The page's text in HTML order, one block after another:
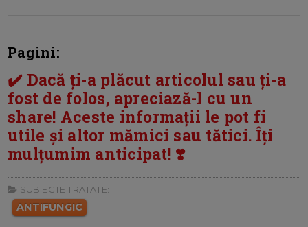
Pagini:
✔️ Dacă ți-a plăcut articolul sau ți-a
fost de folos, apreciază-l cu un
share! Aceste informații le pot fi
utile și altor mămici sau tătici. Îți
mulțumim anticipat! ❣️
SUBIECTE TRATATE:
ANTIFUNGIC